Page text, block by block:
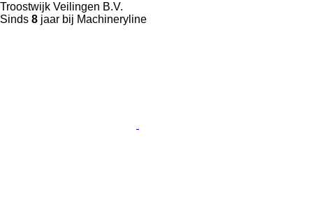
Troostwijk Veilingen B.V.
Sinds 8 jaar bij Machineryline